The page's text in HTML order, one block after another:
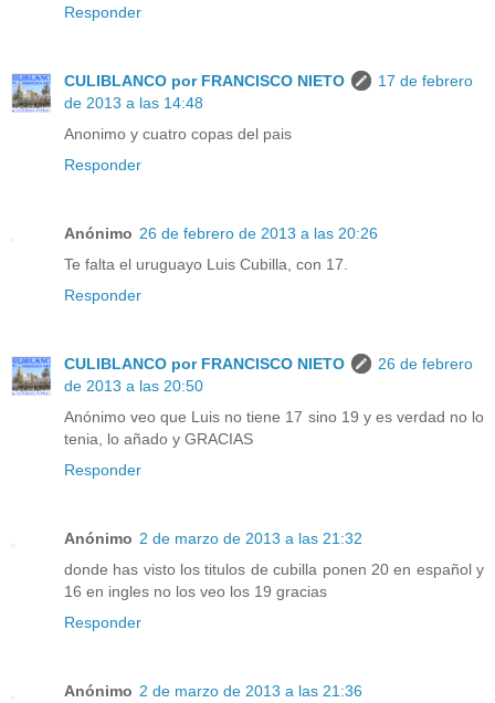
Responder
CULIBLANCO por FRANCISCO NIETO
17 de febrero
de 2013 a las 14:48
Anonimo y cuatro copas del pais
Responder
Anónimo 26 de febrero de 2013 a las 20:26
Te falta el uruguayo Luis Cubilla, con 17.
Responder
CULIBLANCO por FRANCISCO NIETO
26 de febrero
de 2013 a las 20:50
Anónimo veo que Luis no tiene 17 sino 19 y es verdad no lo
tenia, lo añado y GRACIAS
Responder
Anónimo 2 de marzo de 2013 a las 21:32
donde has visto los titulos de cubilla ponen 20 en español y
16 en ingles no los veo los 19 gracias
Responder
Anónimo 2 de marzo de 2013 a las 21:36